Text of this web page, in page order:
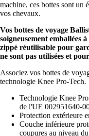
machine, ces bottes sont un
vos chevaux.
Vos bottes de voyage
soigneusement emballées
zippé réutilisable pour
ne sont pas utilisées et
Associez vos bottes de
technologie Knee Pro-Tech.
Technologie Knee
de l'UE 002951640-
Protection extérieure
Couche inférieure
coupures au niveau